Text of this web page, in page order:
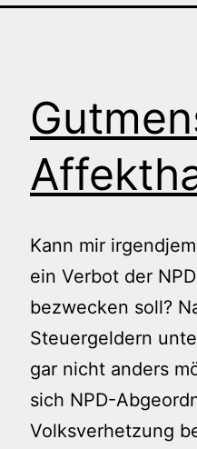
Kann mir
ein Verbot der
bezwecken soll?
Steuergeldern
gar nicht anders
sich NPD-
Volksverhetzung